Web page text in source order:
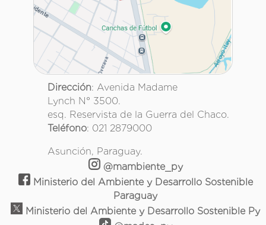
Dirección: Avenida Madame
Lynch N° 3500.
esq. Reservista de la Guerra del Chaco.
Teléfono: 021 2879000
Asunción, Paraguay.
@mambiente_py
Ministerio del Ambiente y Desarrollo Sostenible
Paraguay
Ministerio del Ambiente y Desarrollo Sostenible Py